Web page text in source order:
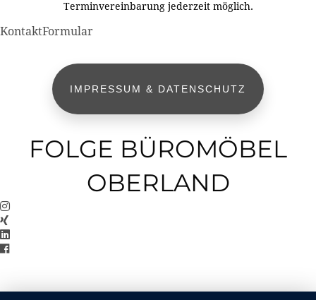
Terminvereinbarung jederzeit möglich.
KontaktFormular
IMPRESSUM & DATENSCHUTZ
FOLGE BÜROMÖBEL
OBERLAND